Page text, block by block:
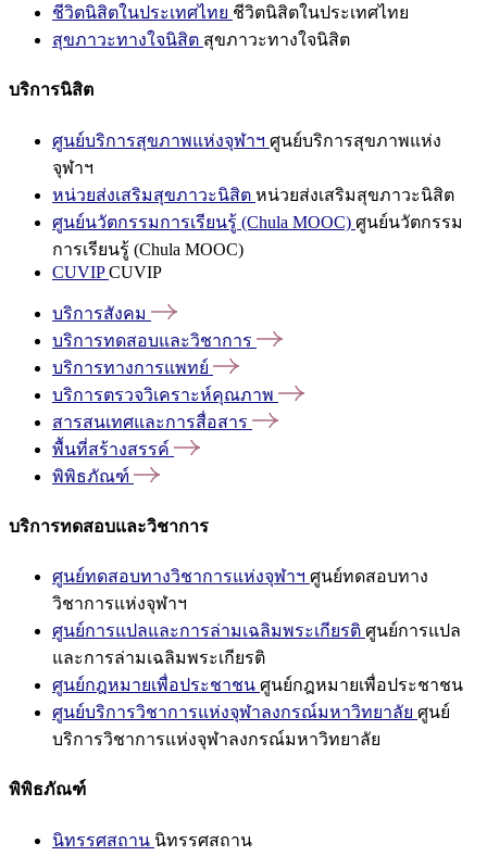
ชีวิตนิสิตในประเทศไทย ชีวิตนิสิตในประเทศไทย
สุขภาวะทางใจนิสิต สุขภาวะทางใจนิสิต
บริการนิสิต
ศูนย์บริการสุขภาพแห่งจุฬาฯ ศูนย์บริการสุขภาพแห่ง
จุฬาฯ
หน่วยส่งเสริมสุขภาวะนิสิต หน่วยส่งเสริมสุขภาวะนิสิต
ศูนย์นวัตกรรมการเรียนรู้ (Chula MOOC) ศูนย์นวัตกรรม
การเรียนรู้ (Chula MOOC)
CUVIPCUVIP
บริการสังคม
บริการทดสอบและวิชาการ
บริการทางการแพทย์
บริการตรวจวิเคราะห์คุณภาพ
สารสนเทศและการสื่อสาร
พื้นที่สร้างสรรค์
พิพิธภัณฑ์
บริการทดสอบและวิชาการ
ศูนย์ทดสอบทางวิชาการแห่งจุฬาฯ ศูนย์ทดสอบทาง
วิชาการแห่งจุฬาฯ
ศูนย์การแปลและการล่ามเฉลิมพระเกียรติ ศูนย์การแปล
และการล่ามเฉลิมพระเกียรติ
ศูนย์กฎหมายเพื่อประชาชน ศูนย์กฎหมายเพื่อประชาชน
ศูนย์บริการวิชาการแห่งจุฬาลงกรณ์มหาวิทยาลัย ศูนย์
บริการวิชาการแห่งจุฬาลงกรณ์มหาวิทยาลัย
พิพิธภัณฑ์
นิทรรศสถาน นิทรรศสถาน